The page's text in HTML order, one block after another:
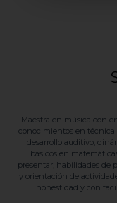
Maestra en música con
conocimientos en técnica
desarrollo auditivo,
básicos en
presentar, habilidades de
y orientación de
honestidad y con